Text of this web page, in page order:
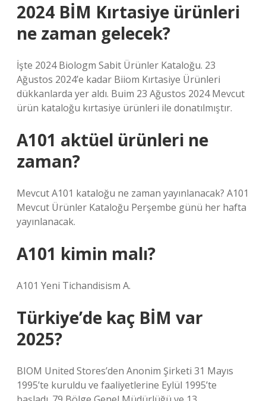
2024 BİM Kırtasiye ürünleri
ne zaman gelecek?
İşte 2024 Biologm Sabit Ürünler Kataloğu. 23
Ağustos 2024’e kadar Biiom Kırtasiye Ürünleri
dükkanlarda yer aldı. Buim 23 Ağustos 2024 Mevcut
ürün kataloğu kırtasiye ürünleri ile donatılmıştır.
A101 aktüel ürünleri ne
zaman?
Mevcut A101 kataloğu ne zaman yayınlanacak? A101
Mevcut Ürünler Kataloğu Perşembe günü her hafta
yayınlanacak.
A101 kimin malı?
A101 Yeni Tichandisism A.
Türkiye’de kaç BİM var
2025?
BIOM United Stores’den Anonim Şirketi 31 Mayıs
1995’te kuruldu ve faaliyetlerine Eylül 1995’te